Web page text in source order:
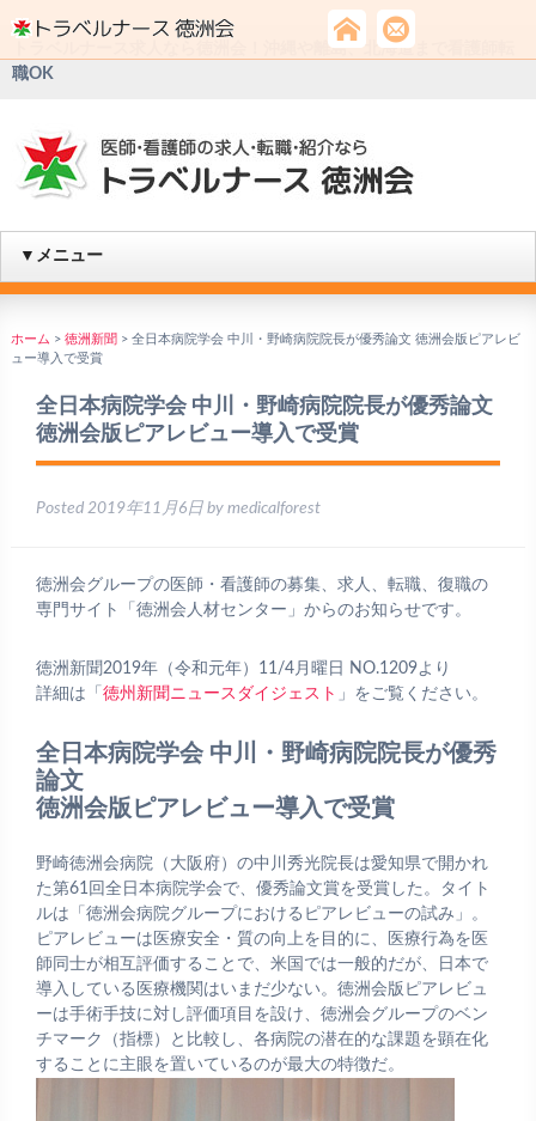
トラベルナース求人なら徳洲会！沖縄や離島、北海道まで看護師転
職OK
▼メニュー
ホーム > 徳洲新聞 > 全日本病院学会 中川・野崎病院院長が優秀論文 徳洲会版ピアレビ
ュー導入で受賞
全日本病院学会 中川・野崎病院院長が優秀論文
徳洲会版ピアレビュー導入で受賞
Posted 2019年11月6日 by medicalforest
徳洲会グループの医師・看護師の募集、求人、転職、復職の
専門サイト「徳洲会人材センター」からのお知らせです。
徳洲新聞2019年（令和元年）11/4月曜日 NO.1209より
詳細は「 徳州新聞ニュースダイジェスト 」をご覧ください。
全日本病院学会 中川・野崎病院院長が優秀
論文
徳洲会版ピアレビュー導入で受賞
野崎徳洲会病院（大阪府）の中川秀光院長は愛知県で開かれ
た第61回全日本病院学会で、優秀論文賞を受賞した。タイト
ルは「徳洲会病院グループにおけるピアレビューの試み」。
ピアレビューは医療安全・質の向上を目的に、医療行為を医
師同士が相互評価することで、米国では一般的だが、日本で
導入している医療機関はいまだ少ない。徳洲会版ピアレビュ
ーは手術手技に対し評価項目を設け、徳洲会グループのベン
チマーク（指標）と比較し、各病院の潜在的な課題を顕在化
することに主眼を置いているのが最大の特徴だ。